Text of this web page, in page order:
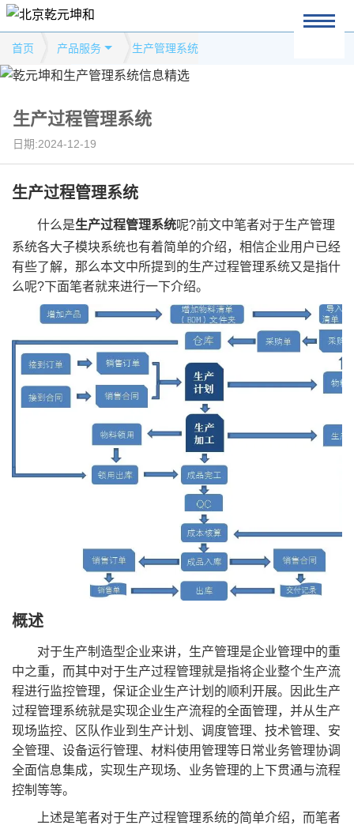
首页 产品服务 生产管理系统
生产过程管理系统
日期:2024-12-19
生产过程管理系统
什么是生产过程管理系统呢?前文中笔者对于生产管理
系统各大子模块系统也有着简单的介绍，相信企业用户已经
有些了解，那么本文中所提到的生产过程管理系统又是指什
么呢?下面笔者就来进行一下介绍。
概述
对于生产制造型企业来讲，生产管理是企业管理中的重
中之重，而其中对于生产过程管理就是指将企业整个生产流
程进行监控管理，保证企业生产计划的顺利开展。因此生产
过程管理系统就是实现企业生产流程的全面管理，并从生产
现场监控、区队作业到生产计划、调度管理、技术管理、安
全管理、设备运行管理、材料使用管理等日常业务管理协调
全面信息集成，实现生产现场、业务管理的上下贯通与流程
控制等等。
上述是笔者对于生产过程管理系统的简单介绍，而笔者